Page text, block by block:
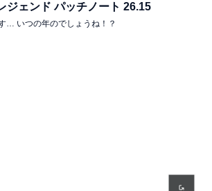
ジェンド パッチノート 26.15
… いつの年のでしょうね！？